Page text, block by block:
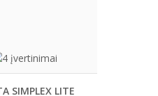
SIMPLEX LITE